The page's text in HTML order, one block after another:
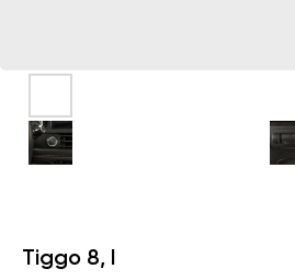
Tiggo 8, I